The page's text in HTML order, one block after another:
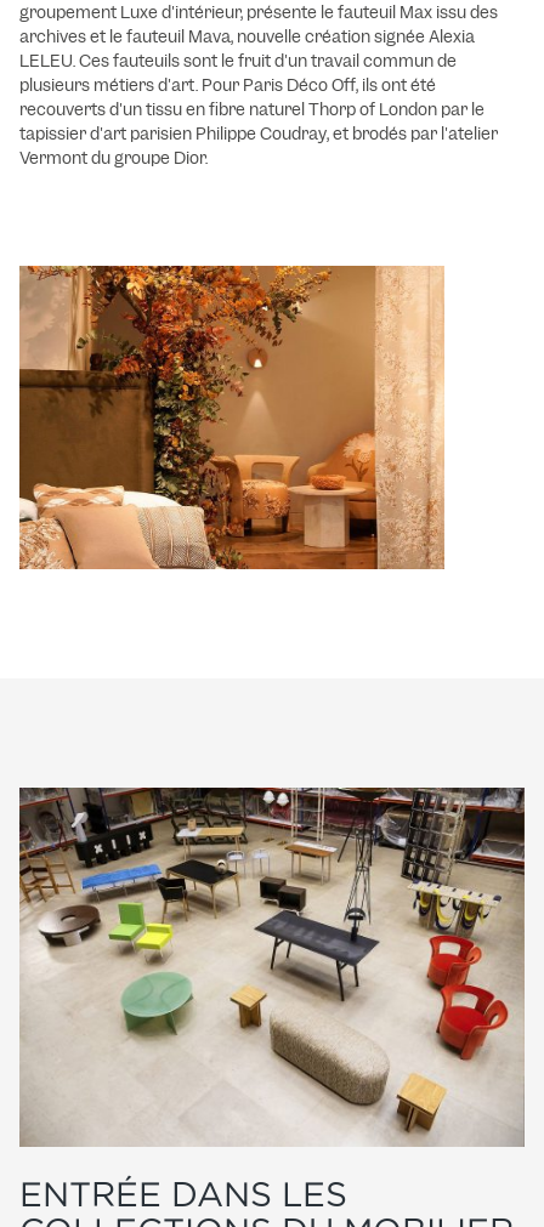
groupement Luxe d'intérieur, présente le fauteuil Max issu des
archives et le fauteuil Mava, nouvelle création signée Alexia
LELEU. Ces fauteuils sont le fruit d'un travail commun de
plusieurs métiers d'art. Pour Paris Déco Off, ils ont été
recouverts d'un tissu en fibre naturel Thorp of London par le
tapissier d'art parisien Philippe Coudray, et brodés par l'atelier
Vermont du groupe Dior.
ENTRÉE DANS LES